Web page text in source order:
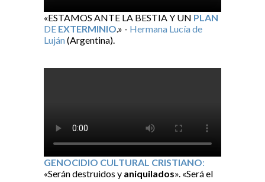
«ESTAMOS ANTE LA BESTIA Y UN PLAN
DE EXTERMINIO.» - Hermana Lucía de
Luján(Argentina).
GENOCIDIO CULTURAL CRISTIANO:
«Serán destruidos y aniquilados». «Será el